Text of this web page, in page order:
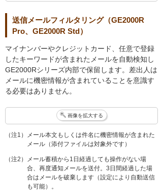
送信メールフィルタリング（GE2000R
Pro、GE2000R Std）
マイナンバーやクレジットカード、任意で登録
したキーワードが含まれたメールを自動検知し
GE2000Rシリーズ内部で保留します。差出人は
メールに機密情報が含まれていることを意識す
る必要はありません。
画像を拡大する
（注1）メール本文もしくは件名に機密情報が含まれた
メール（添付ファイルは対象外です）
（注2）メール蓄積から1日経過しても操作がない場
合、再度通知メールを送付。3日間経過した場
合はメールを破棄します（設定により自動送信
も可能）。